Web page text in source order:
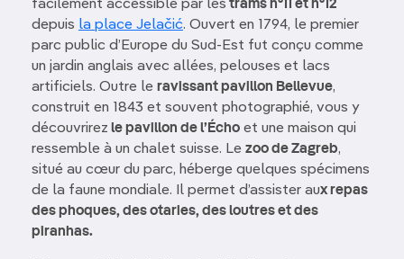
facilement accessible par les trams n°11 et n°12
depuis la place Jelačić. Ouvert en 1794, le premier
parc public d’Europe du Sud-Est fut conçu comme
un jardin anglais avec allées, pelouses et lacs
artificiels. Outre le ravissant pavillon Bellevue,
construit en 1843 et souvent photographié, vous y
découvrirez le pavillon de l’Écho et une maison qui
ressemble à un chalet suisse. Le zoo de Zagreb,
situé au cœur du parc, héberge quelques spécimens
de la faune mondiale. Il permet d’assister aux repas
des phoques, des otaries, des loutres et des
piranhas.